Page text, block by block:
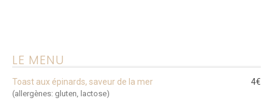
LE MENU
Toast aux épinards, saveur de la mer
(allergènes: gluten, lactose)
4€